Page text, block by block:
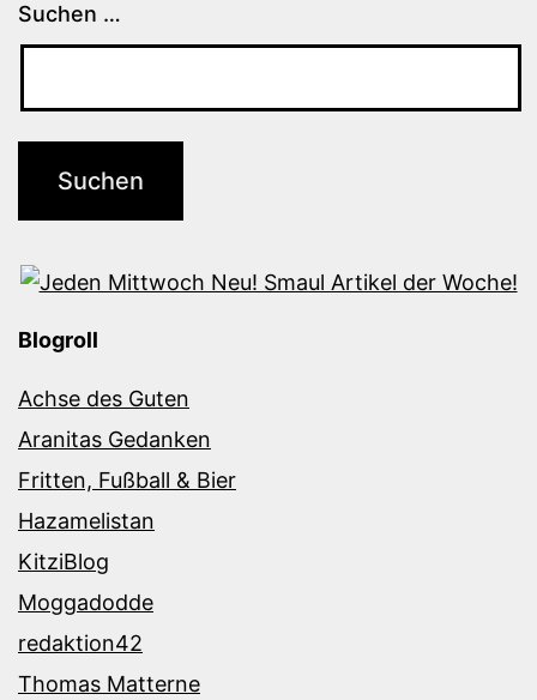
Suchen …
Blogroll
Achse des Guten
Aranitas Gedanken
Fritten, Fußball & Bier
Hazamelistan
KitziBlog
Moggadodde
redaktion42
Thomas Matterne